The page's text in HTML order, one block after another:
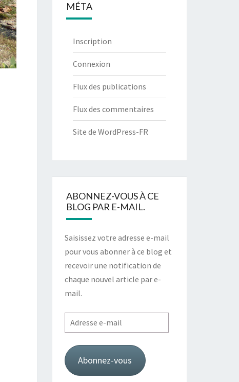
MÉTA
Inscription
Connexion
Flux des publications
Flux des commentaires
Site de WordPress-FR
ABONNEZ-VOUS À CE
BLOG PAR E-MAIL.
Saisissez votre adresse e-mail
pour vous abonner à ce blog et
recevoir une notification de
chaque nouvel article par e-
mail.
Adresse
e-
mail
Abonnez-vous